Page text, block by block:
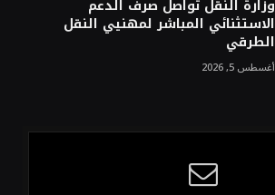
وزارة النقل تواصل صرف الدعم
الاستثنائي المباشر لمهنيي النقل
الطرقي
أغسطس 5, 2026